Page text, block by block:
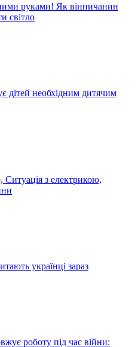
руками! Як вінничанин
світло
дітей необхідним дитячим
Ситуація з електрикою,
українці зараз
роботу під час війни: